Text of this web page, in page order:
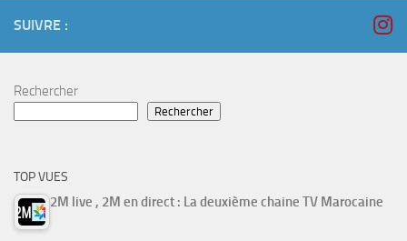
SUIVRE :
Rechercher
Rechercher
TOP VUES
2M live , 2M en direct : La deuxième chaine TV Marocaine